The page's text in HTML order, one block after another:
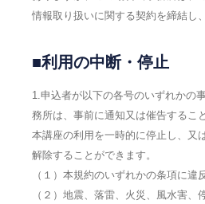
情報取り扱いに関する契約を締結し
■利用の中断・停止
1.申込者が以下の各号のいずれかの
務所は、事前に通知又は催告するこ
本講座の利用を一時的に停止し、又
解除することができます。
（１）本規約のいずれかの条項に違
（２）地震、落雷、火災、風水害、